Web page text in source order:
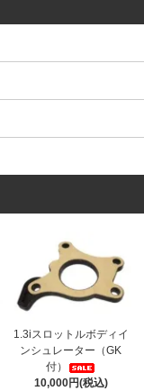
1.3iスロットルボディイ
ンシュレーター（GK
付）
10,000円(税込)